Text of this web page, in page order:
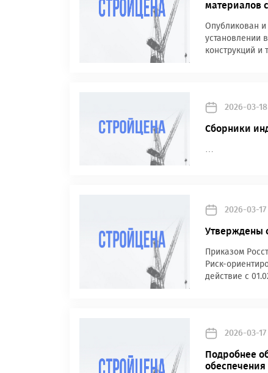
материалов
Опубликован и
установлении
конструкций и
2026-03-18
Сборники
…
2026-03-17
Утверждены
Приказом
Риск-
действие с
2026-03-17
Подробнее